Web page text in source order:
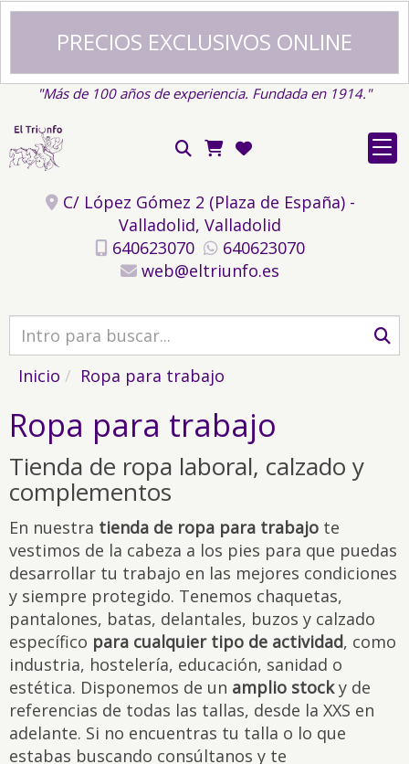
PRECIOS EXCLUSIVOS ONLINE
"Más de 100 años de experiencia. Fundada en 1914."
C/ López Gómez 2 (Plaza de España) -
Valladolid, Valladolid
640623070
640623070
web
eltriunfo.es
Inicio Ropa para trabajo
Ropa para trabajo
Tienda de ropa laboral, calzado y
complementos
En nuestra tienda de ropa para trabajo te
vestimos de la cabeza a los pies para que puedas
desarrollar tu trabajo en las mejores condiciones
y siempre protegido. Tenemos chaquetas,
pantalones, batas, delantales, buzos y calzado
específico para cualquier tipo de actividad, como
industria, hostelería, educación, sanidad o
estética. Disponemos de un amplio stocky de
referencias de todas las tallas, desde la XXS en
adelante. Si no encuentras tu talla o lo que
estabas buscando consúltanos y te